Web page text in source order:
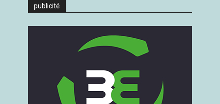
publicité